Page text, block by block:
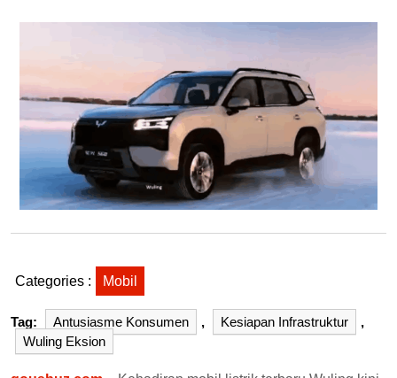
Categories : Mobil
Tag: Antusiasme Konsumen , Kesiapan Infrastruktur
,
Wuling Eksion